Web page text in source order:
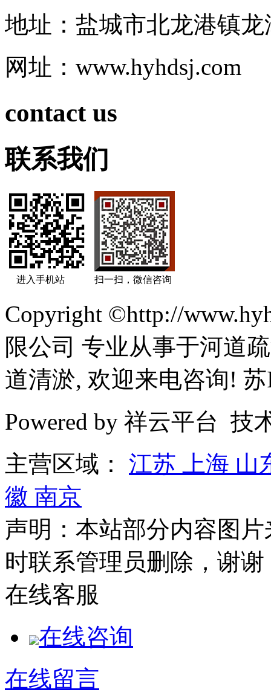
地址：盐城市北龙港镇龙
网址：www.hyhdsj.com
contact us
联系我们
进入手机站 扫一扫，微信咨询
Copyright ©http://
限公司 专业从事于河道
道清淤, 欢迎来电咨询!
Powered by 祥云平台 技
主营区域： 江苏 上海 山
徽 南京
声明：本站部分内容图
时联系管理员删除，谢谢
在线客服
在线咨询
在线留言